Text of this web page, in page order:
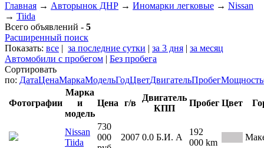
Главная → Авторынок ДНР → Иномарки легковые → Nissan
→ Tiida
Всего объявлений - 5
Расширенный поиск
Показать: все | за последние сутки | за 3 дня | за месяц
Автомобили с пробегом | Без пробега
Сортировать
по: ДатаЦенаМаркаМодельГодЦветДвигательПробегМощность
Фотографии
Марка
и
модель
Цена г/в
Двигатель
КПП
Пробег Цвет
Nissan
Tiida
730
000
2007 0.0 Б.И. А
192
000 km